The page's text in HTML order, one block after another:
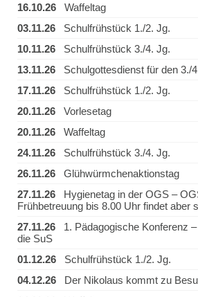
16.10.26 Waffeltag
03.11.26 Schulfrühstück 1./2. Jg.
10.11.26 Schulfrühstück 3./4. Jg.
13.11.26 Schulgottesdienst für den 3./
17.11.26 Schulfrühstück 1./2. Jg.
20.11.26 Vorlesetag
20.11.26 Waffeltag
24.11.26 Schulfrühstück 3./4. Jg.
26.11.26 Glühwürmchenaktionstag
27.11.26 Hygienetag in der OGS –
Frühbetreuung bis 8.00 Uhr findet aber
27.11.26 1. Pädagogische Konferenz
die SuS
01.12.26 Schulfrühstück 1./2. Jg.
04.12.26 Der Nikolaus kommt zu